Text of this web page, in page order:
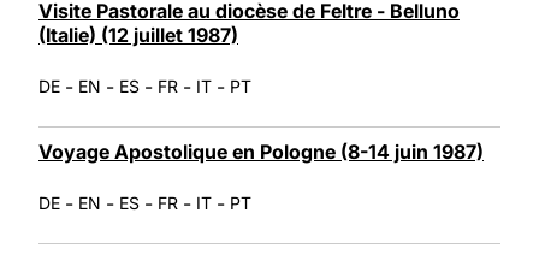
Visite Pastorale au diocèse de Feltre - Belluno
(Italie) (12 juillet 1987)
DE - EN - ES - FR - IT - PT
Voyage Apostolique en Pologne (8-14 juin 1987)
DE - EN - ES - FR - IT - PT